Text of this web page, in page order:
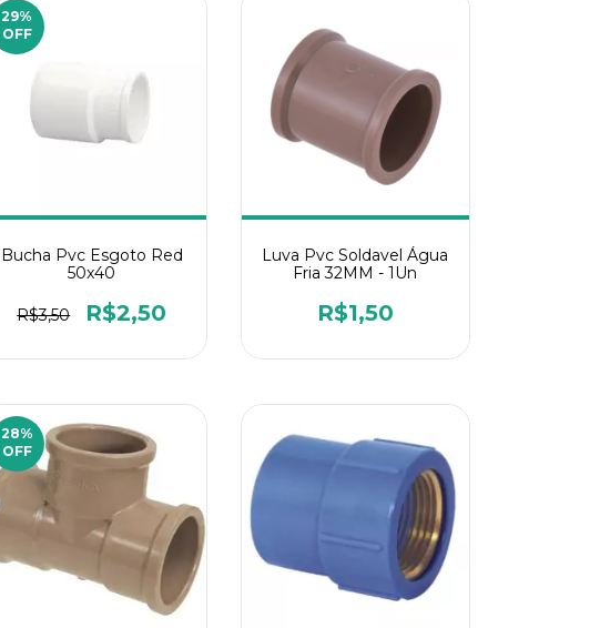
29%
OFF
Bucha Pvc Esgoto Red
50x40
R$3,50 R$2,50
Luva Pvc Soldavel Água
Fria 32MM - 1Un
R$1,50
28%
OFF